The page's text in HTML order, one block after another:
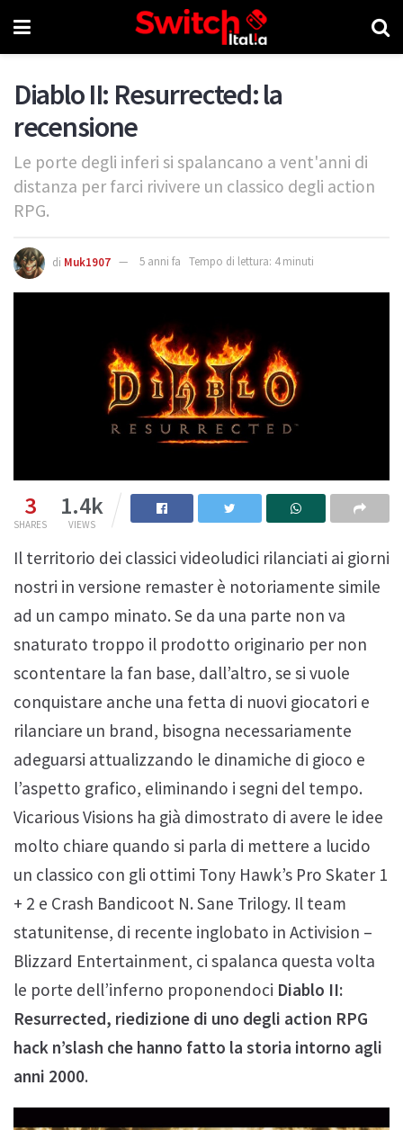
Diablo II: Resurrected: la
recensione
Le porte degli inferi si spalancano a vent'anni di
distanza per farci rivivere un classico degli action
RPG.
di Muk1907 5 anni fa Tempo di lettura: 4 minuti
3
SHARES
1.4k
VIEWS
Il territorio dei classici videoludici rilanciati ai giorni
nostri in versione remaster è notoriamente simile
ad un campo minato. Se da una parte non va
snaturato troppo il prodotto originario per non
scontentare la fan base, dall’altro, se si vuole
conquistare anche una fetta di nuovi giocatori e
rilanciare un brand, bisogna necessariamente
adeguarsi attualizzando le dinamiche di gioco e
l’aspetto grafico, eliminando i segni del tempo.
Vicarious Visions ha già dimostrato di avere le idee
molto chiare quando si parla di mettere a lucido
un classico con gli ottimi Tony Hawk’s Pro Skater 1
+ 2 e Crash Bandicoot N. Sane Trilogy. Il team
statunitense, di recente inglobato in Activision –
Blizzard Entertainment, ci spalanca questa volta
le porte dell’inferno proponendoci Diablo II:
Resurrected, riedizione di uno degli action RPG
hack n’slash che hanno fatto la storia intorno agli
anni 2000.